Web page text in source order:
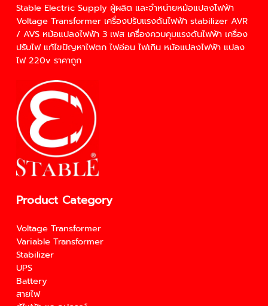
Stable Electric Supply ผู้ผลิต และจำหน่ายหม้อแปลงไฟฟ้า
Voltage Transformer เครื่องปรับแรงดันไฟฟ้า stabilizer AVR
/ AVS หม้อแปลงไฟฟ้า 3 เฟส เครื่องควบคุมแรงดันไฟฟ้า เครื่อง
ปรับไฟแก้ไขปัญหาไฟตก ไฟอ่อน ไฟเกิน หม้อแปลงไฟฟ้า แปลง
ไฟ 220v ราคาถูก
Product Category
Voltage Transformer
Variable Transformer
Stabilizer
UPS
Battery
สายไฟ